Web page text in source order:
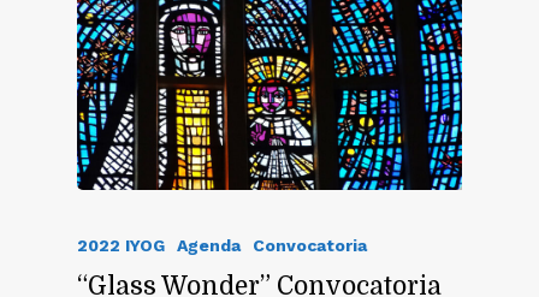
2022 IYOG Agenda Convocatoria
“Glass Wonder” Convocatoria